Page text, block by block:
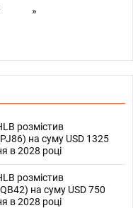
»
розмістив
на суму USD 1325
в 2028 році
розмістив
на суму USD 750
в 2028 році